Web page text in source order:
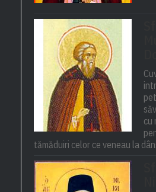
cu
tămăduiri celor ce veneau la